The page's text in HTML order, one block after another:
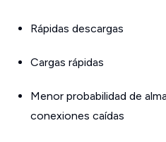
Rápidas descargas
Cargas rápidas
Menor probabilidad de
conexiones caídas